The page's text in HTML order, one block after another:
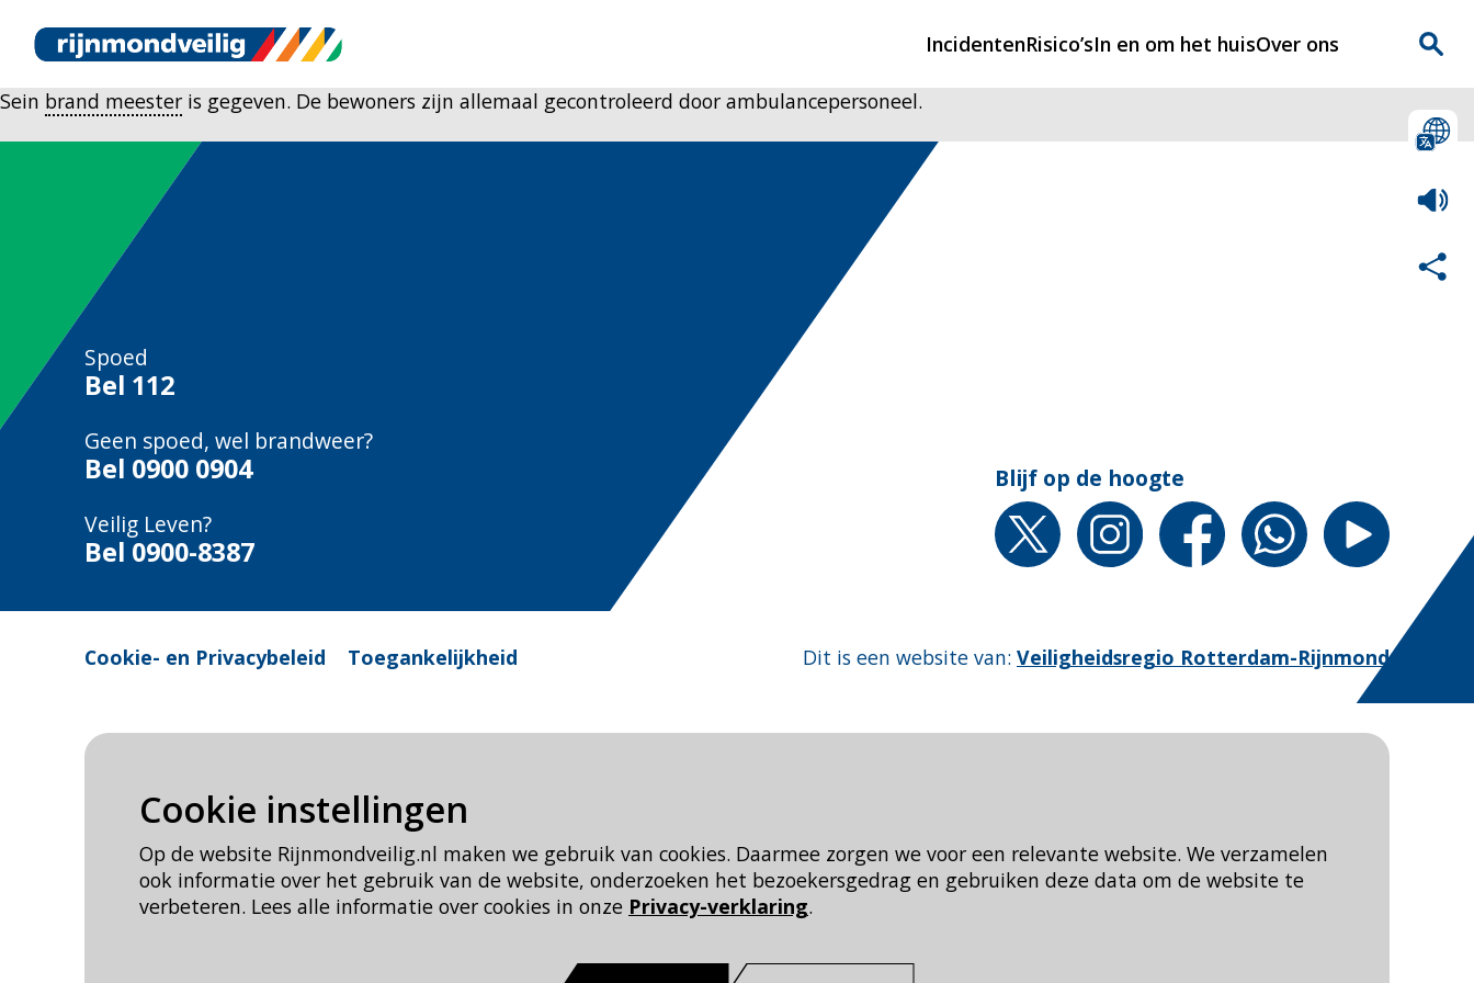
Cookie instellingen
Op de website Rijnmondveilig.nl maken we gebruik van cookies. Daarmee zorgen we voor een relevante website. We verzamelen
ook informatie over het gebruik van de website, onderzoeken het bezoekersgedrag en gebruiken deze data om de website te
verbeteren. Lees alle informatie over cookies in onze Privacy-verklaring.
Incidenten
Hulpdiensten nodig?
CIN-meldingen
Risico’sIn en om het huisOver ons
Sein brand meester is gegeven. De bewoners zijn allemaal gecontroleerd door ambulancepersoneel.
Spoed
Bel 112
Geen spoed, wel brandweer?
Bel 0900 0904
Veilig Leven?
Bel 0900-8387
Blijf op de hoogte
Cookie- en Privacybeleid Toegankelijkheid Dit is een website van: Veiligheidsregio Rotterdam-Rijnmond